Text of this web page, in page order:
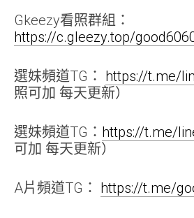
Gkeezy看照群組：
https://c.gleezy.top/
選妹頻道TG： https://t.me/
照可加 每天更新）
選妹頻道TG： https://t.me/
可加 每天更新）
A片頻道TG： https://t.me/